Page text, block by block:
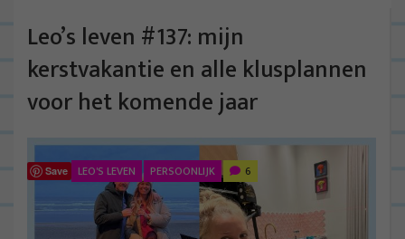
Leo’s leven #137: mijn
kerstvakantie en alle klusplannen
voor het komende jaar
Save LEO'S LEVEN PERSOONLIJK 6